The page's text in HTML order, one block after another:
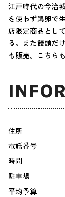
江戸時代の今治
を使わず鶏卵で
店限定商品とし
る。また饅頭だ
も販売。こちら
住所
電話番号
時間
駐車場
平均予算